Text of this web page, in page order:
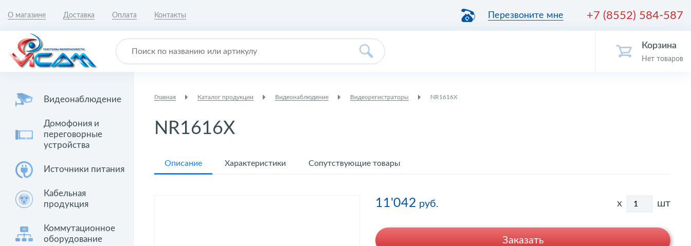
О магазине Доставка Оплата Контакты +7 (8552) 584-587
Перезвоните мне
Корзина
Нет товаров
Видеонаблюдение
Домофония и
переговорные
устройства
Источники питания
Кабельная
продукция
Коммутационное
оборудование
Главная Каталог продукции Видеонаблюдение Видеорегистраторы NR1616X
NR1616X
Описание Характеристики Сопутствующие товары
11'042 руб. x шт
Заказать